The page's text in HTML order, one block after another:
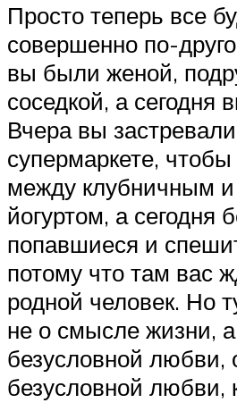
Просто теперь все
совершенно по-
вы были женой,
соседкой, а сегодня
Вчера вы
супермаркете,
между клубничным
йогуртом, а сегодня
попавшиеся и
потому что там вас
родной человек. Но
не о смысле жизни,
безусловной любви,
безусловной любви,